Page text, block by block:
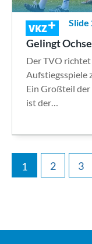
VKZ Slide
Gelingt
Der TVO
Aufstiegsspiele
Ein Großteil
ist der…
1 2 3